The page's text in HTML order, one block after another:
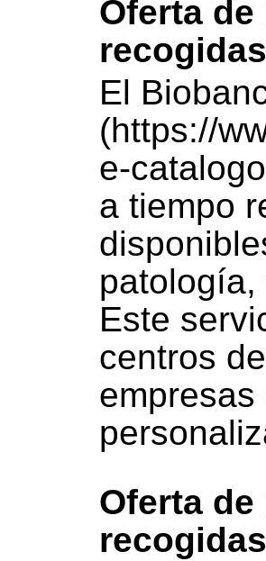
Oferta
El
(https://
e-
a tiempo
Este
centros
Oferta